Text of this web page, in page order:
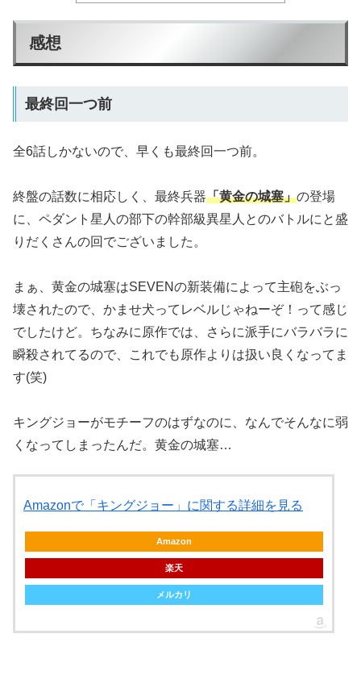
感想
最終回一つ前
全6話しかないので、早くも最終回一つ前。
終盤の話数に相応しく、最終兵器「黄金の城塞」の登場
に、ペダント星人の部下の幹部級異星人とのバトルにと盛
りだくさんの回でございました。
まぁ、黄金の城塞はSEVENの新装備によって主砲をぶっ
壊されたので、かませ犬ってレベルじゃねーぞ！って感じ
でしたけど。ちなみに原作では、さらに派手にバラバラに
瞬殺されてるので、これでも原作よりは扱い良くなってま
す(笑)
キングジョーがモチーフのはずなのに、なんでそんなに弱
くなってしまったんだ。黄金の城塞…
Amazonで「キングジョー」に関する詳細を見る
Amazon
楽天
メルカリ